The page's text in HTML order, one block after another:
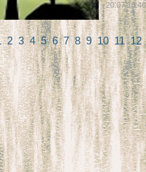
20.07 18:46
2345678 9101112